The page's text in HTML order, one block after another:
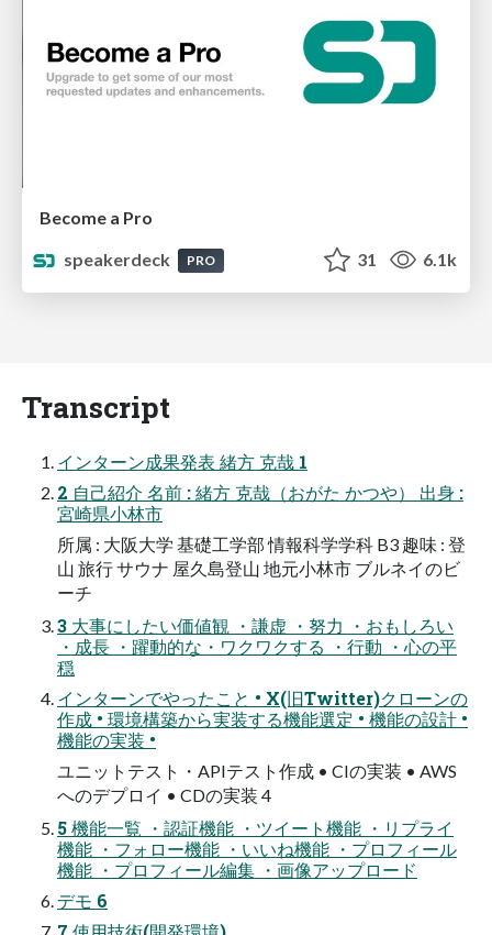
Become a Pro
speakerdeck
PRO 31 6.1k
Transcript
インターン成果発表 緒方 克哉 1
2 自己紹介 名前 : 緒方 克哉（おがた かつや） 出身 :
宮崎県小林市
所属 : 大阪大学 基礎工学部 情報科学学科 B3 趣味 : 登
山 旅行 サウナ 屋久島登山 地元小林市 ブルネイのビ
ーチ
3 大事にしたい価値観 ・謙虚 ・努力 ・おもしろい
・成長 ・躍動的な・ワクワクする ・行動 ・心の平
穏
インターンでやったこと • X(旧Twitter)クローンの
作成 • 環境構築から実装する機能選定 • 機能の設計 •
機能の実装 •
ユニットテスト・APIテスト作成 • CIの実装 • AWS
へのデプロイ • CDの実装 4
5 機能一覧 ・認証機能 ・ツイート機能 ・リプライ
機能 ・フォロー機能 ・いいね機能 ・プロフィール
機能 ・プロフィール編集 ・画像アップロード
デモ 6